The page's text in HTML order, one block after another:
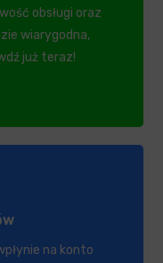
obsługi oraz
wiarygodna,
już teraz!
na konto